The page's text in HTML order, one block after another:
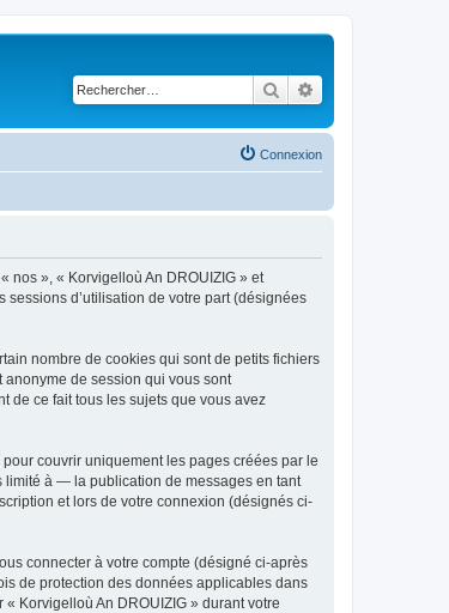
Rechercher
Connexion
nos », « Korvigelloù An DROUIZIG » et
d’utilisation de votre part (désignées
nombre de cookies qui sont de petits fichiers
de session qui vous sont
de ce fait tous les sujets que vous avez
couvrir uniquement les pages créées par le
limité à — la publication de messages en tant
et lors de votre connexion (désignés ci-
connecter à votre compte (désigné ci-après
de protection des données applicables dans
Korvigelloù An DROUIZIG » durant votre